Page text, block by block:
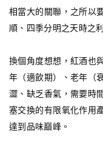
相當大的關聯，之所以
順、四季分明之天時之
換個角度想想，紅酒也
年（適飲期）、老年（
澀、缺乏香氣，需要時
塞交換的有限氧化作用
達到品味巔峰。